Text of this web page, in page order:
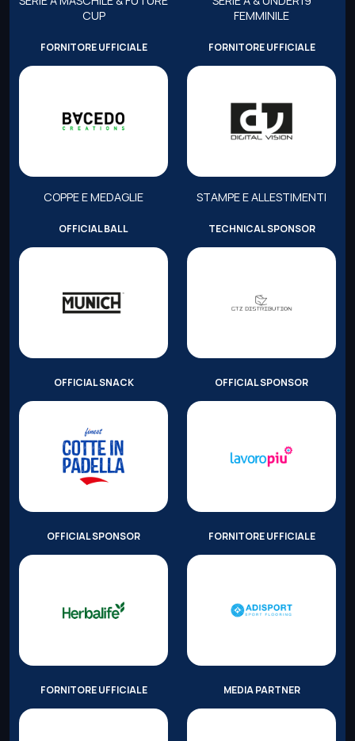
CUP
FEMMINILE
FORNITORE UFFICIALE
COPPE E MEDAGLIE
FORNITORE UFFICIALE
STAMPE E ALLESTIMENTI
OFFICIAL BALL TECHNICAL SPONSOR
OFFICIAL SNACK OFFICIAL SPONSOR
OFFICIAL SPONSOR FORNITORE UFFICIALE
FORNITORE UFFICIALE MEDIA PARTNER